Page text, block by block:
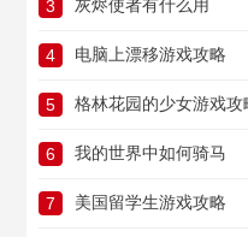
3 灰烬使者有什么用
4 电脑上漂移游戏攻略
5 格林花园的少女游戏攻
6 我的世界中如何骑马
7 美国留学生游戏攻略